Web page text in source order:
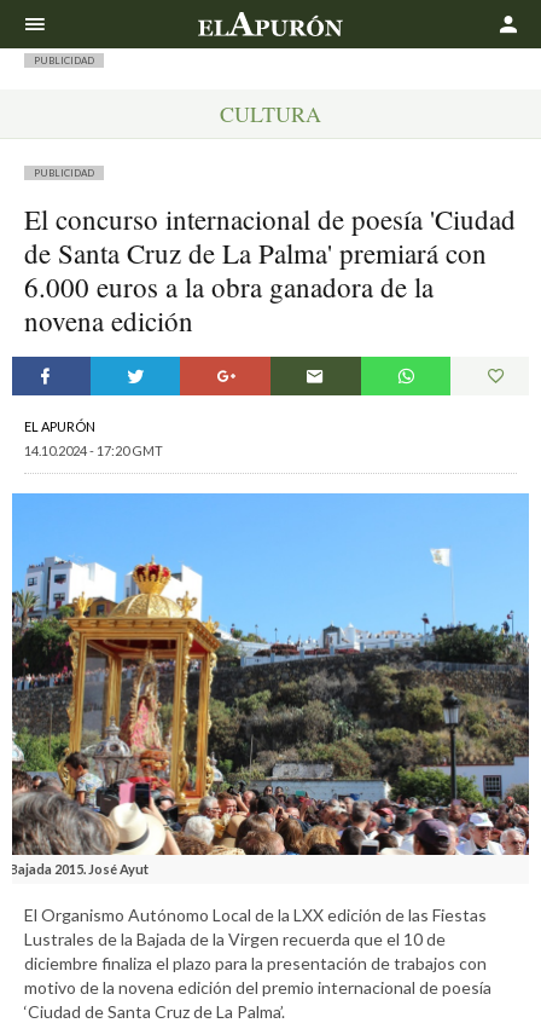
PUBLICIDAD
CULTURA
PUBLICIDAD
El concurso internacional de poesía 'Ciudad
de Santa Cruz de La Palma' premiará con
6.000 euros a la obra ganadora de la
novena edición
EL APURÓN
14.10.2024 - 17:20 GMT
Bajada 2015. José Ayut
El Organismo Autónomo Local de la LXX edición de las Fiestas
Lustrales de la Bajada de la Virgen recuerda que el 10 de
diciembre finaliza el plazo para la presentación de trabajos con
motivo de la novena edición del premio internacional de poesía
‘Ciudad de Santa Cruz de La Palma’.